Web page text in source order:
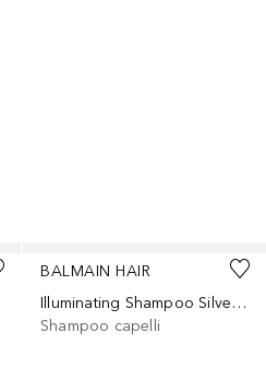
BALMAIN HAIR
Illuminating Shampoo Silver Pearl 300ml
Shampoo capelli